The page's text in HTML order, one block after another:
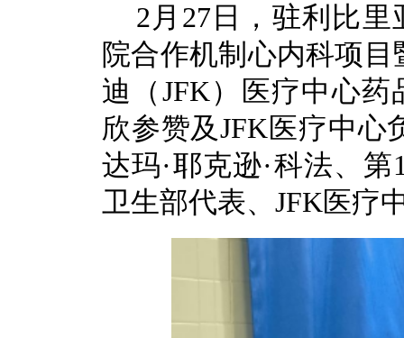
2月27日，驻利比
院合作机制心内科项
迪（JFK）医疗中心
欣参赞及JFK医疗中心
达玛·耶克逊·科法、
卫生部代表、JFK医疗